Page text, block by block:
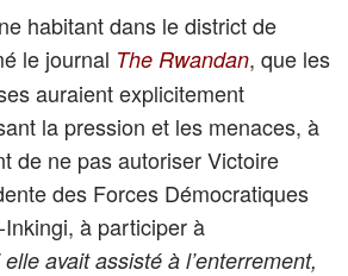
habitant dans le district de
le journal The Rwandan, que les
auraient explicitement
la pression et les menaces, à
de ne pas autoriser Victoire
des Forces Démocratiques
à participer à
avait assisté à l’enterrement,